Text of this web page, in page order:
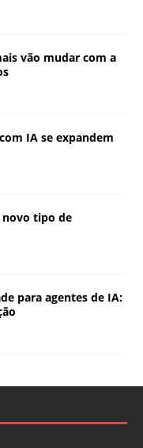
vão mudar com a
IA se expandem
novo tipo de
para agentes de IA: